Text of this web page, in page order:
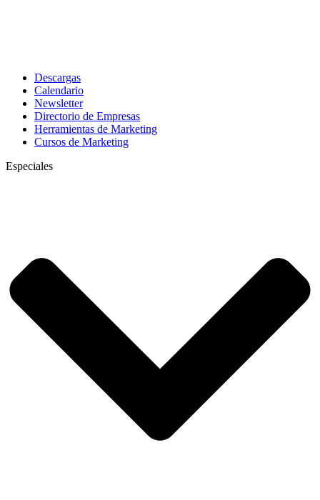
Descargas
Calendario
Newsletter
Directorio de Empresas
Herramientas de Marketing
Cursos de Marketing
Especiales